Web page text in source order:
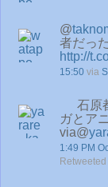
@
者だっ
http://
15:50 via
石原
ガとア
via@
1:49 PM